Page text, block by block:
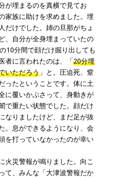
が埋まるのを真横で見てお
家族に助けを求めました。埋
だけでした。姉の旦那がちょ
、自分が全身埋まっていたの
10分間で顔だけ掘り出しても
者に言われたのは、「20分埋
いただろう 」と。圧迫死、窒
ったということです。体に土
に覆いかぶさって、身動きが
で重たい状態でした。顔だけ
なりましたけど、まだ足が抜
。息ができるようになり、会
を打っていなかったのが幸い
火災警報が鳴りました。向こ
て、みんな「大津波警報だか